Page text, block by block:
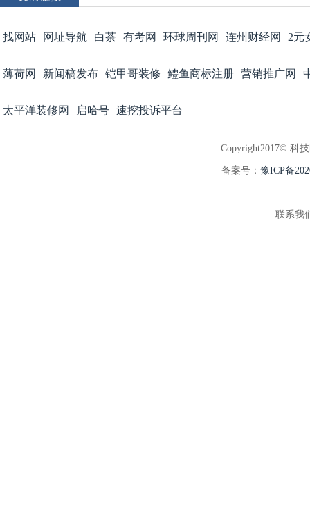
找网站 网址导航 白茶 有考网 环球周刊网 连州财经网 2元
薄荷网 新闻稿发布 铠甲哥装修 鳢鱼商标注册 营销推广网
太平洋装修网 启哈号 速挖投诉平台
Copyright2017© 科
备案号： 豫ICP备
联系我